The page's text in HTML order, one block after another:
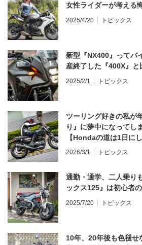
女性ライダーが考える
2025/4/20 トピックス
新型『NX400』ってバ
産終了した『400X』と
2025/2/1 トピックス
ツーリング好きの私が
り』に夢中になってし
【Hondaの道は1日に
ンプレ・レビュー 前編】
2026/3/1 トピックス
通勤・通学、二人乗り
ックス125』は初心者
2025/7/20 トピックス
10年、20年後も色褪せ